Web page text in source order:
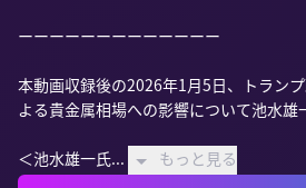
ーーーーーーーーーーーーー
本動画収録後の2026年1月5日、トラン
よる貴金属相場への影響について池水雄
＜池水雄一氏... もっと見る